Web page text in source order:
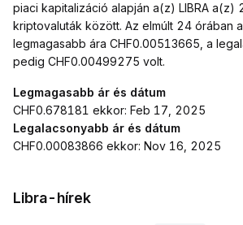
piaci kapitalizáció alapján a(z) LIBRA a(z)
kriptovaluták között. Az elmúlt 24 órában
legmagasabb ára CHF0.00513665, a
pedig CHF0.00499275 volt.
Legmagasabb ár és dátum
CHF0.678181 ekkor: Feb 17, 2025
Legalacsonyabb ár és dátum
CHF0.00083866 ekkor: Nov 16, 2025
Libra-hírek